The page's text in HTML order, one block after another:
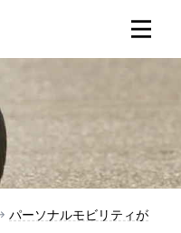
人気記事
特集記事
パーソナルモビリティが